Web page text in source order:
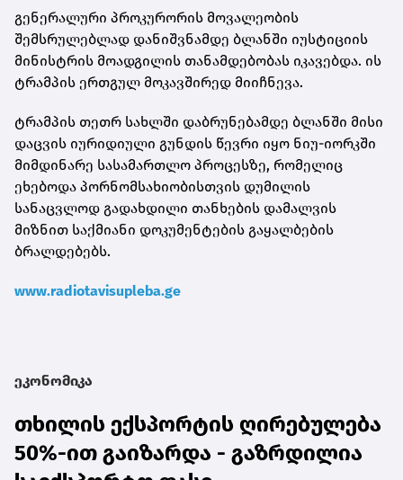
გენერალური პროკურორის მოვალეობის
შემსრულებლად დანიშვნამდე ბლანში იუსტიციის
მინისტრის მოადგილის თანამდებობას იკავებდა. ის
ტრამპის ერთგულ მოკავშირედ მიიჩნევა.
ტრამპის თეთრ სახლში დაბრუნებამდე ბლანში მისი
დაცვის იურიდიული გუნდის წევრი იყო ნიუ-იორკში
მიმდინარე სასამართლო პროცესზე, რომელიც
ეხებოდა პორნომსახიობისთვის დუმილის
სანაცვლოდ გადახდილი თანხების დამალვის
მიზნით საქმიანი დოკუმენტების გაყალბების
ბრალდებებს.
www.radiotavisupleba.ge
ეკონომიკა
თხილის ექსპორტის ღირებულება
50%-ით გაიზარდა - გაზრდილია